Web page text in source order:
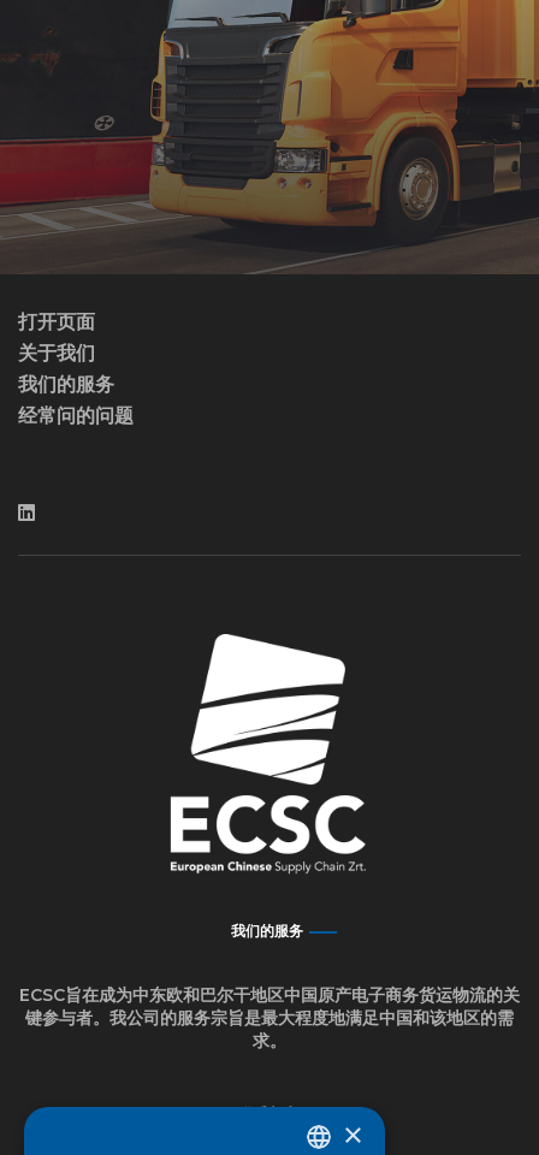
打开页面
关于我们
我们的服务
经常问的问题
我们的服务
ECSC旨在成为中东欧和巴尔干地区中国原产电子商务货运物流的关
键参与者。我公司的服务宗旨是最大程度地满足中国和该地区的需
求。
×